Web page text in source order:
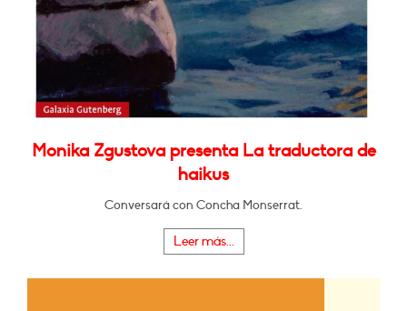
Monika Zgustova presenta La traductora de
haikus
Conversará con Concha Monserrat.
Leer más...